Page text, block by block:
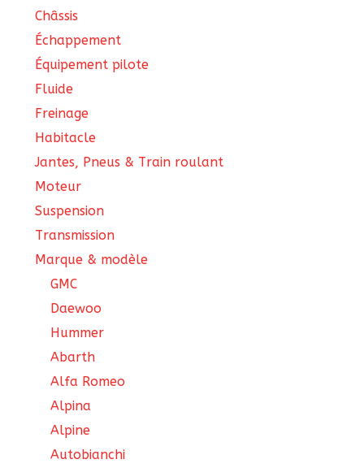
Châssis
Échappement
Équipement pilote
Fluide
Freinage
Habitacle
Jantes, Pneus & Train roulant
Moteur
Suspension
Transmission
Marque & modèle
GMC
Daewoo
Hummer
Abarth
Alfa Romeo
Alpina
Alpine
Autobianchi